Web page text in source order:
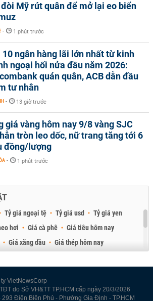
Mỹ rút quân để mở lại eo biển
- 1 phút trước
10 ngân hàng lãi lớn nhất từ kinh
ngoại hối nửa đầu năm 2026:
quán quân, ACB dẫn đầu
tư nhân
- 13 giờ trước
giá vàng hôm nay 9/8 vàng SJC
tròn leo dốc, nữ trang tăng tới 6
đồng/lượng
- 1 phút trước
Tỷ giá ngoại tệ Tỷ giá usd
Tỷ giá yen
hơi Giá cà phê
Giá tiêu hôm nay
Giá xăng dầu
Giá thép hôm nay
VietNewsCorp
do Sở VH&TT TP.HCM cấp ngày 20/3/2026
293 Điện Biên Phủ - Phường Gia Định - TP.HCM